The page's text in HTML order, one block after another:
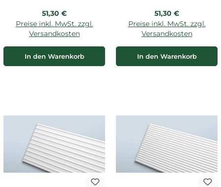
Regulärer Preis:
51,30 €
Preise inkl. MwSt. zzgl.
Versandkosten
In den Warenkorb
Regulärer Preis:
51,30 €
Preise inkl. MwSt. zzgl.
Versandkosten
In den Warenkorb